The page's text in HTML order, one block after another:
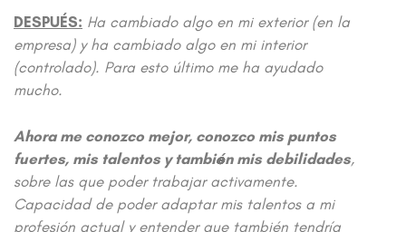
DESPUÉS: Ha cambiado algo en mi exterior (en la
empresa) y ha cambiado algo en mi interior
(controlado). Para esto último me ha ayudado
mucho.
Ahora me conozco mejor, conozco mis puntos
fuertes, mis talentos y también mis debilidades,
sobre las que poder trabajar activamente.
Capacidad de poder adaptar mis talentos a mi
profesión actual y entender que también tendría